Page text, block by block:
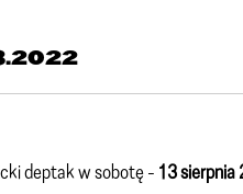
deptak w sobotę - 13 sierpnia